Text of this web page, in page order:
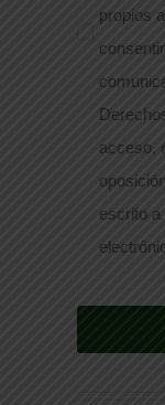
propios
acceso,
escrito a